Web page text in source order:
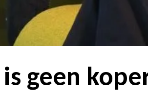
geen